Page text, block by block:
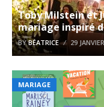
Toby Milstein et
mariage inspiré
BYBÉATRICE 29
MARIAGE